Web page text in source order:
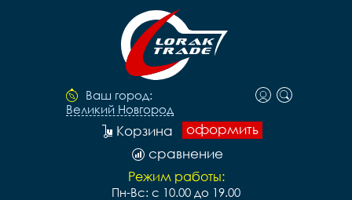
Ваш город:
Великий Новгород
оформить
Корзина
сравнение
Режим работы:
Пн-Вс: с 10.00 до 19.00